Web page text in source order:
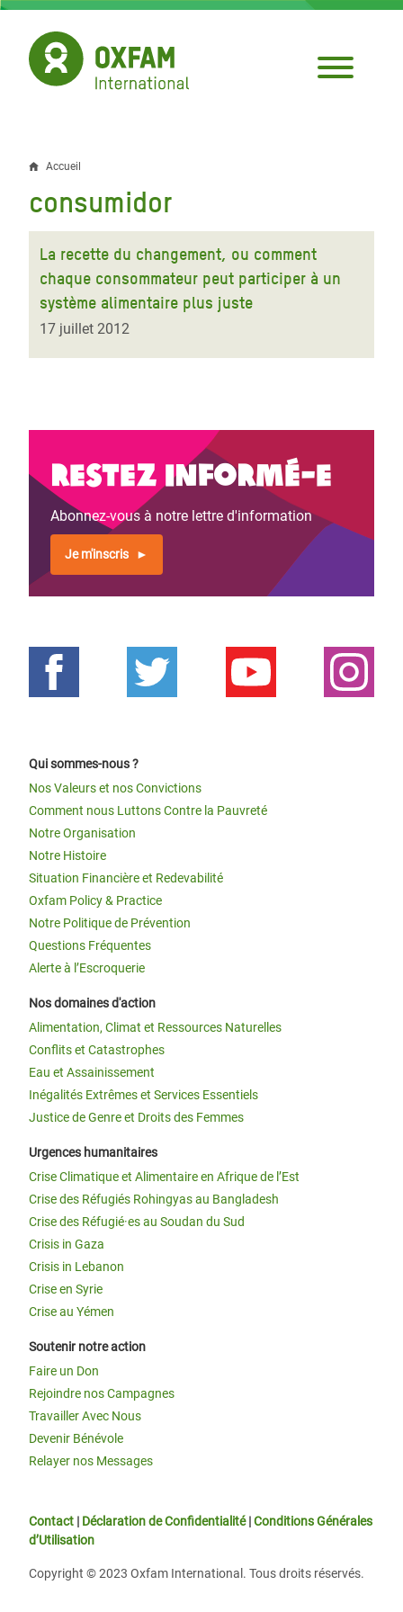
Aller
contenu
principal
Fil
d'Ariane
Accueil
consumidor
La recette du changement, ou comment
chaque consommateur peut participer à un
système alimentaire plus juste
17 juillet 2012
Restez informé-e
Abonnez-vous à notre lettre d'information
Je m'inscris
Qui sommes-nous ?
Nos Valeurs et nos Convictions
Comment nous Luttons Contre la Pauvreté
Notre Organisation
Notre Histoire
Situation Financière et Redevabilité
Oxfam Policy & Practice
Notre Politique de Prévention
Questions Fréquentes
Alerte à l’Escroquerie
Nos domaines d'action
Alimentation, Climat et Ressources Naturelles
Conflits et Catastrophes
Eau et Assainissement
Inégalités Extrêmes et Services Essentiels
Justice de Genre et Droits des Femmes
Urgences humanitaires
Crise Climatique et Alimentaire en Afrique de l’Est
Crise des Réfugiés Rohingyas au Bangladesh
Crise des Réfugié·es au Soudan du Sud
Crisis in Gaza
Crisis in Lebanon
Crise en Syrie
Crise au Yémen
Soutenir notre action
Faire un Don
Rejoindre nos Campagnes
Travailler Avec Nous
Devenir Bénévole
Relayer nos Messages
Contact | Déclaration de Confidentialité|Conditions Générales
d’Utilisation
Copyright © 2023 Oxfam International. Tous droits réservés.